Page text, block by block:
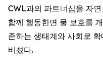
CWL과의 파트너십을 자
함께 행동한면 물 보호를
존하는 생태계와 사회로
비쳤다.